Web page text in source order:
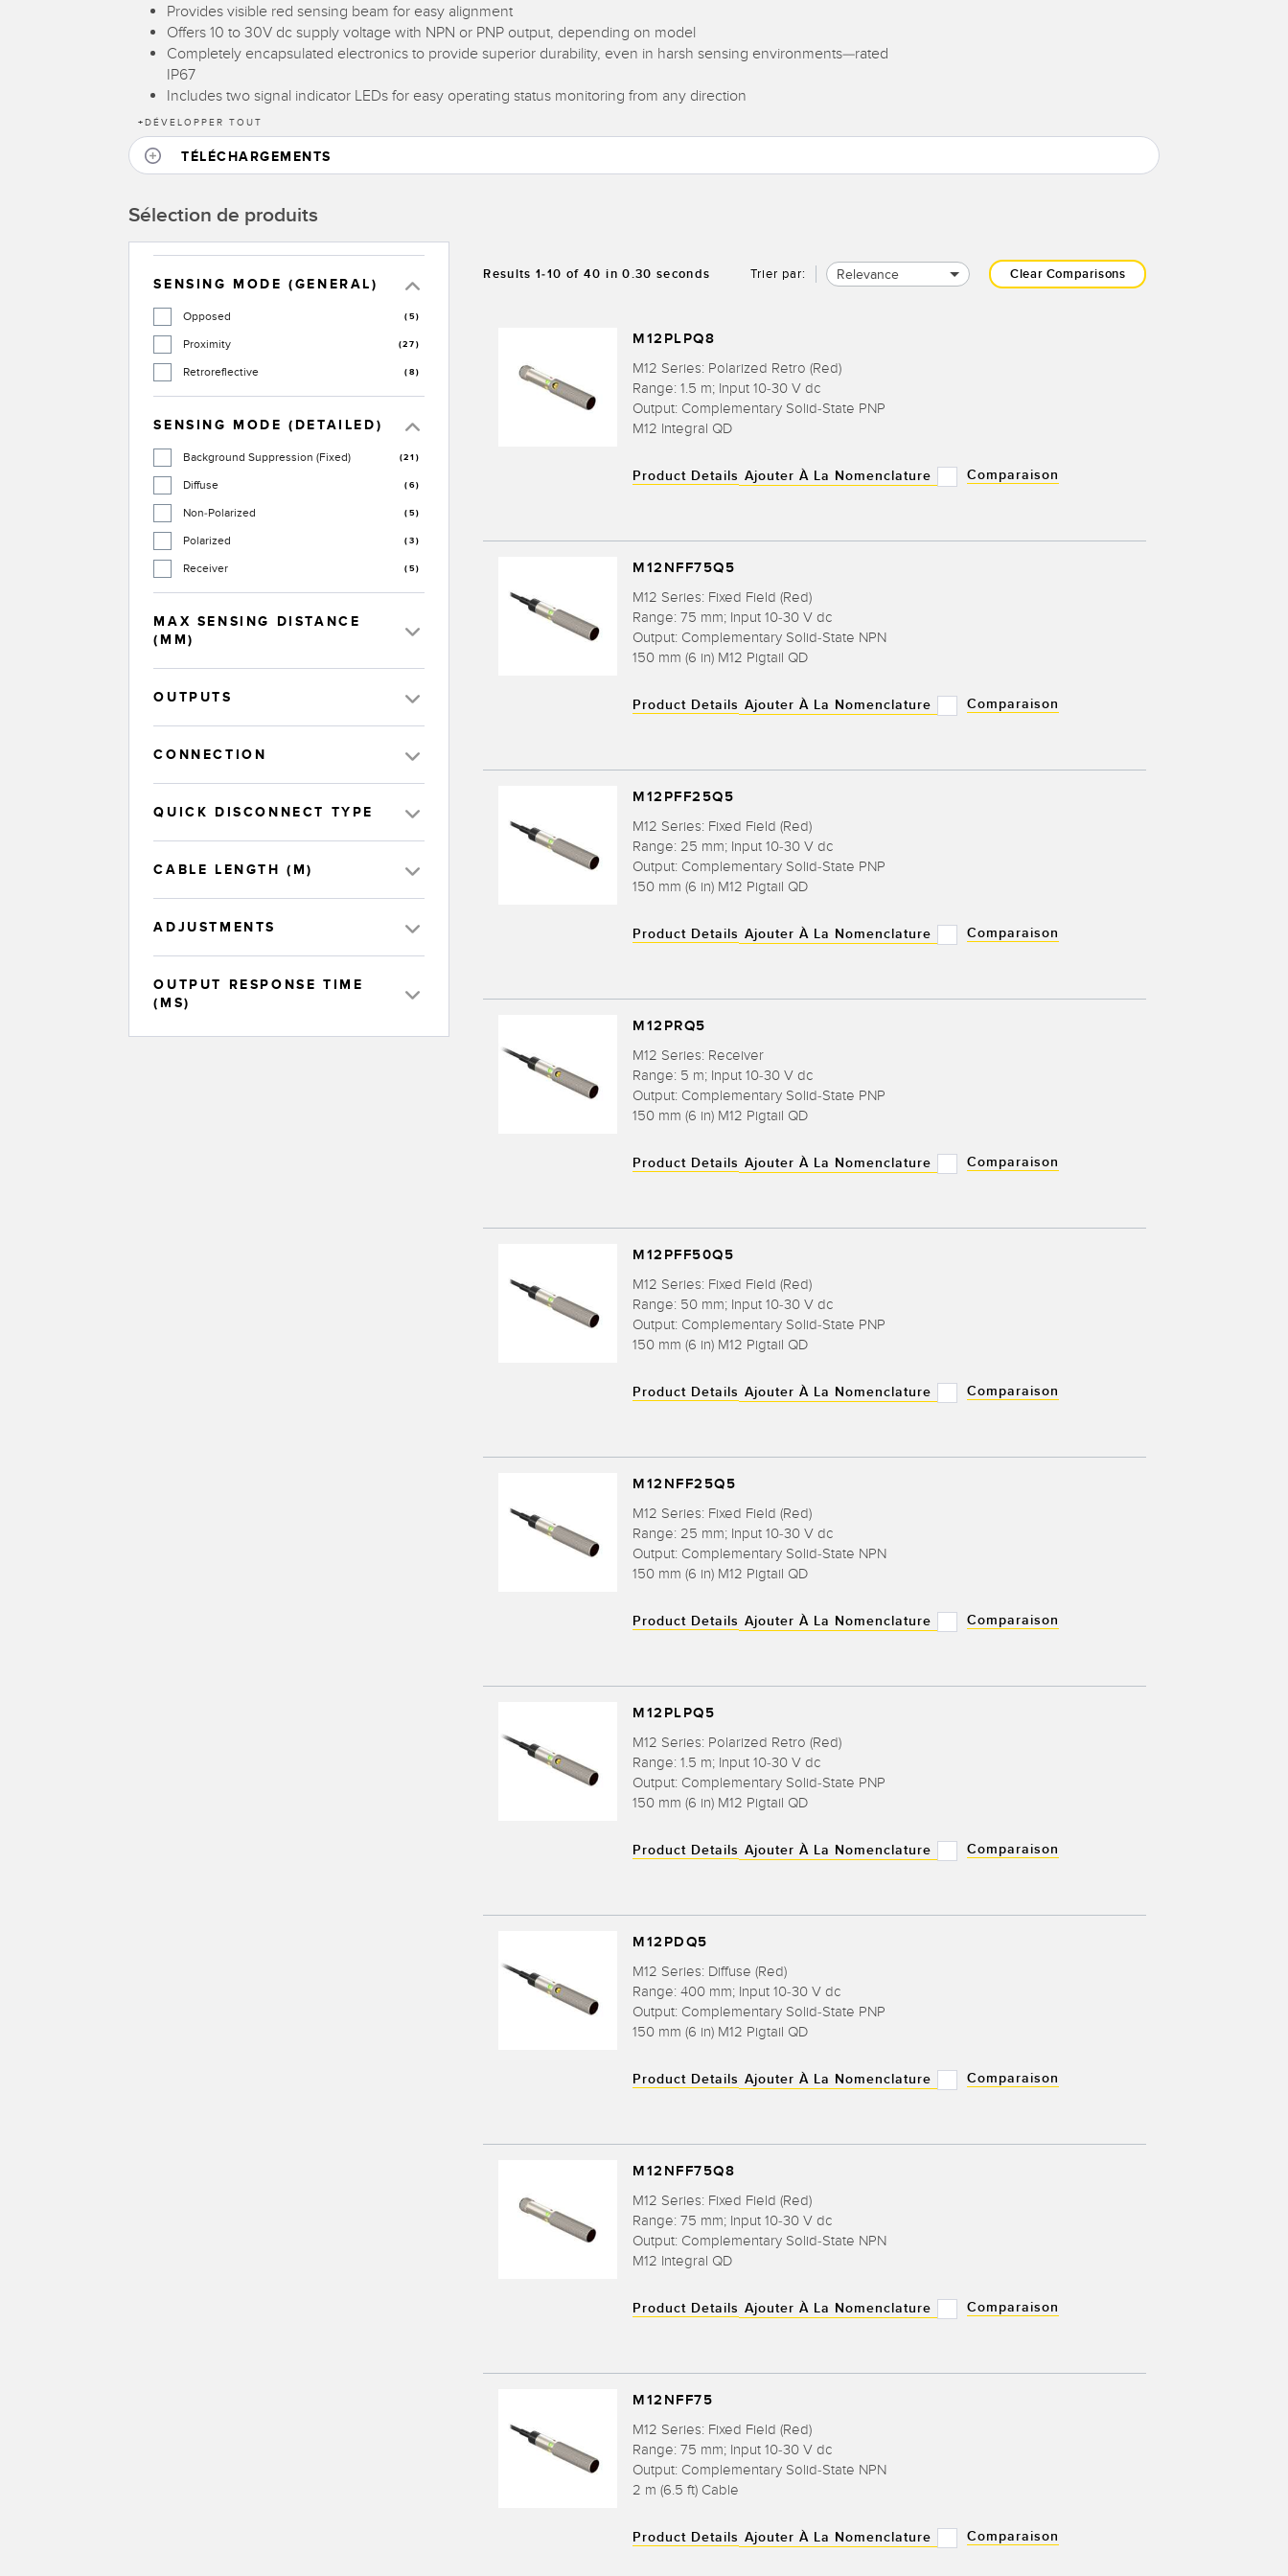
Provides visible red sensing beam for easy alignment
Offers 10 to 30V dc supply voltage with NPN or PNP output, depending on model
Completely encapsulated electronics to provide superior durability, even in harsh sensing environments—rated
IP67
Includes two signal indicator LEDs for easy operating status monitoring from any direction
+DÉVELOPPER TOUT
TÉLÉCHARGEMENTS
Sélection de produits
SENSING MODE (GENERAL)
Opposed (5)
Proximity (27)
Retroreflective (8)
SENSING MODE (DETAILED)
Background Suppression (Fixed) (21)
Diffuse (6)
Non-Polarized (5)
Polarized (3)
Receiver (5)
MAX SENSING DISTANCE
(MM)
OUTPUTS
CONNECTION
QUICK DISCONNECT TYPE
CABLE LENGTH (M)
ADJUSTMENTS
OUTPUT RESPONSE TIME
(MS)
Results1-10 of40 in 0.30 seconds Trier par: Relevance Clear Comparisons
M12PLPQ8
M12 Series: Polarized Retro (Red)
Range: 1.5 m; Input 10-30 V dc
Output: Complementary Solid-State PNP
M12 Integral QD
Product Details Ajouter À La Nomenclature Comparaison
M12NFF75Q5
M12 Series: Fixed Field (Red)
Range: 75 mm; Input 10-30 V dc
Output: Complementary Solid-State NPN
150 mm (6 in) M12 Pigtail QD
Product Details Ajouter À La Nomenclature Comparaison
M12PFF25Q5
M12 Series: Fixed Field (Red)
Range: 25 mm; Input 10-30 V dc
Output: Complementary Solid-State PNP
150 mm (6 in) M12 Pigtail QD
Product Details Ajouter À La Nomenclature Comparaison
M12PRQ5
M12 Series: Receiver
Range: 5 m; Input 10-30 V dc
Output: Complementary Solid-State PNP
150 mm (6 in) M12 Pigtail QD
Product Details Ajouter À La Nomenclature Comparaison
M12PFF50Q5
M12 Series: Fixed Field (Red)
Range: 50 mm; Input 10-30 V dc
Output: Complementary Solid-State PNP
150 mm (6 in) M12 Pigtail QD
Product Details Ajouter À La Nomenclature Comparaison
M12NFF25Q5
M12 Series: Fixed Field (Red)
Range: 25 mm; Input 10-30 V dc
Output: Complementary Solid-State NPN
150 mm (6 in) M12 Pigtail QD
Product Details Ajouter À La Nomenclature Comparaison
M12PLPQ5
M12 Series: Polarized Retro (Red)
Range: 1.5 m; Input 10-30 V dc
Output: Complementary Solid-State PNP
150 mm (6 in) M12 Pigtail QD
Product Details Ajouter À La Nomenclature Comparaison
M12PDQ5
M12 Series: Diffuse (Red)
Range: 400 mm; Input 10-30 V dc
Output: Complementary Solid-State PNP
150 mm (6 in) M12 Pigtail QD
Product Details Ajouter À La Nomenclature Comparaison
M12NFF75Q8
M12 Series: Fixed Field (Red)
Range: 75 mm; Input 10-30 V dc
Output: Complementary Solid-State NPN
M12 Integral QD
Product Details Ajouter À La Nomenclature Comparaison
M12NFF75
M12 Series: Fixed Field (Red)
Range: 75 mm; Input 10-30 V dc
Output: Complementary Solid-State NPN
2 m (6.5 ft) Cable
Product Details Ajouter À La Nomenclature Comparaison